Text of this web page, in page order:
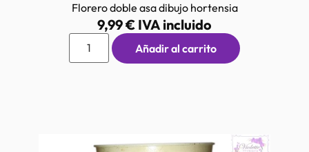
Florero doble asa dibujo hortensia
9,99€ IVA incluido
Añadir al carrito